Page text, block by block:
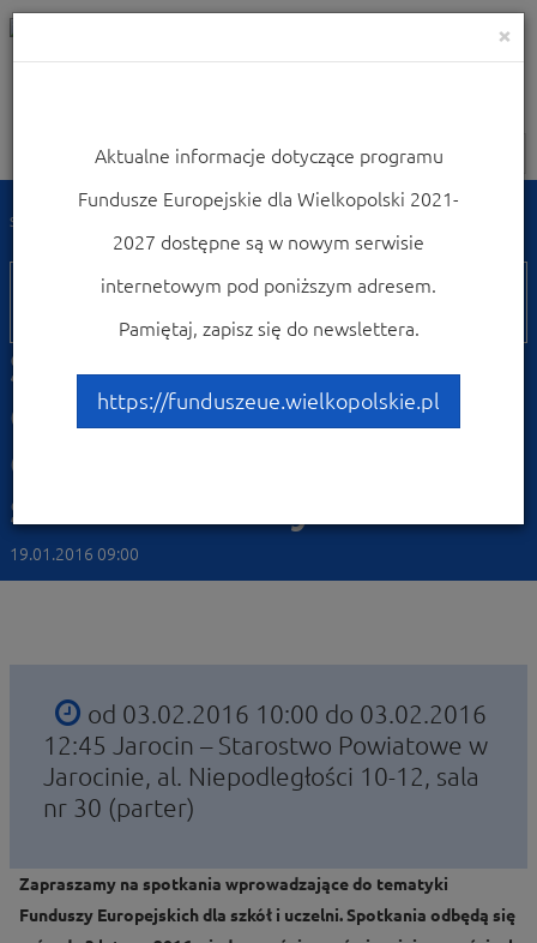
Nawigacja
Strona główna
03
lutego
Środa z funduszami na
edukację, infrastrukturę
edukacyjną oraz
szkolnictwo wyższe
19.01.2016 09:00
od 03.02.2016 10:00 do 03.02.2016
12:45 Jarocin – Starostwo Powiatowe w
Jarocinie, al. Niepodległości 10-12, sala
nr 30 (parter)
Zapraszamy na spotkania wprowadzające do tematyki
Funduszy Europejskich dla szkół i uczelni. Spotkania odbędą się
×
Aktualne informacje dotyczące programu
Fundusze Europejskie dla Wielkopolski 2021-
2027 dostępne są w nowym serwisie
internetowym pod poniższym adresem.
Pamiętaj, zapisz się do newslettera.
https://funduszeue.wielkopolskie.pl